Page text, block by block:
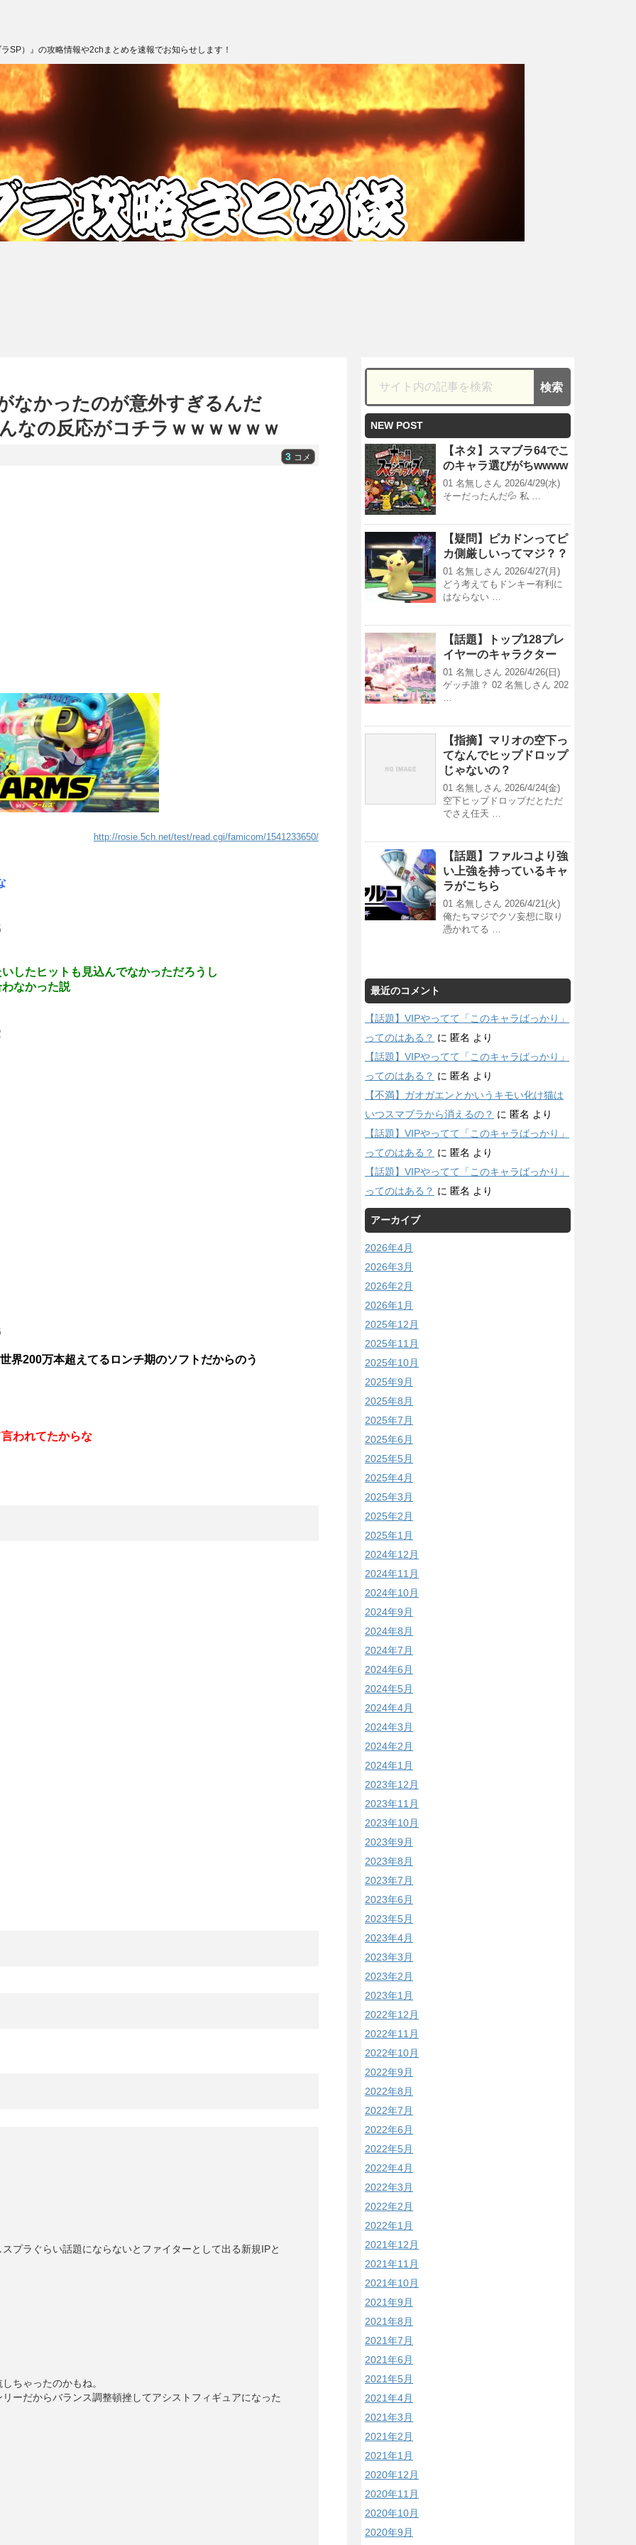
SP）』の攻略情報や2chまとめを速報でお知らせします！
なかったのが意外すぎるんだ
なの反応がコチラｗｗｗｗｗｗ
3 コメ
http://rosie.5ch.net/test/read.cgi/famicom/1541233650/
したヒットも見込んでなかっただろうし
なかった説
界200万本超えてるロンチ期のソフトだからのう
われてたからな
プラぐらい話題にならないとファイターとして出る新規IPと
ちゃったのかもね。
ーだからバランス調整頓挫してアシストフィギュアになった
NEW POST
【ネタ】スマブラ64でこ
のキャラ選びがちwwww
01 名無しさん 2026/4/29(水)
そーだったんだ💦 私 …
【疑問】ピカドンってピ
カ側厳しいってマジ？？
01 名無しさん 2026/4/27(月)
どう考えてもドンキー有利に
はならない …
【話題】トップ128プレ
イヤーのキャラクター
01 名無しさん 2026/4/26(日)
ゲッチ誰？ 02 名無しさん 202
…
【指摘】マリオの空下っ
てなんでヒップドロップ
じゃないの？
01 名無しさん 2026/4/24(金)
空下ヒップドロップだとただ
でさえ任天 …
【話題】ファルコより強
い上強を持っているキャ
ラがこちら
01 名無しさん 2026/4/21(火)
俺たちマジでクソ妄想に取り
憑かれてる …
最近のコメント
【話題】VIPやってて「このキャラばっかり」
ってのはある？ に 匿名 より
【話題】VIPやってて「このキャラばっかり」
ってのはある？ に 匿名 より
【不満】ガオガエンとかいうキモい化け猫は
いつスマブラから消えるの？ に 匿名 より
【話題】VIPやってて「このキャラばっかり」
ってのはある？ に 匿名 より
【話題】VIPやってて「このキャラばっかり」
ってのはある？ に 匿名 より
アーカイブ
2026年4月
2026年3月
2026年2月
2026年1月
2025年12月
2025年11月
2025年10月
2025年9月
2025年8月
2025年7月
2025年6月
2025年5月
2025年4月
2025年3月
2025年2月
2025年1月
2024年12月
2024年11月
2024年10月
2024年9月
2024年8月
2024年7月
2024年6月
2024年5月
2024年4月
2024年3月
2024年2月
2024年1月
2023年12月
2023年11月
2023年10月
2023年9月
2023年8月
2023年7月
2023年6月
2023年5月
2023年4月
2023年3月
2023年2月
2023年1月
2022年12月
2022年11月
2022年10月
2022年9月
2022年8月
2022年7月
2022年6月
2022年5月
2022年4月
2022年3月
2022年2月
2022年1月
2021年12月
2021年11月
2021年10月
2021年9月
2021年8月
2021年7月
2021年6月
2021年5月
2021年4月
2021年3月
2021年2月
2021年1月
2020年12月
2020年11月
2020年10月
2020年9月